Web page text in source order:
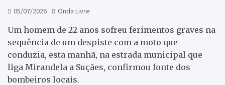
05/07/2026 Onda Livre
Um homem de 22 anos sofreu ferimentos graves na
sequência de um despiste com a moto que
conduzia, esta manhã, na estrada municipal que
liga Mirandela a Suçães, confirmou fonte dos
bombeiros locais.